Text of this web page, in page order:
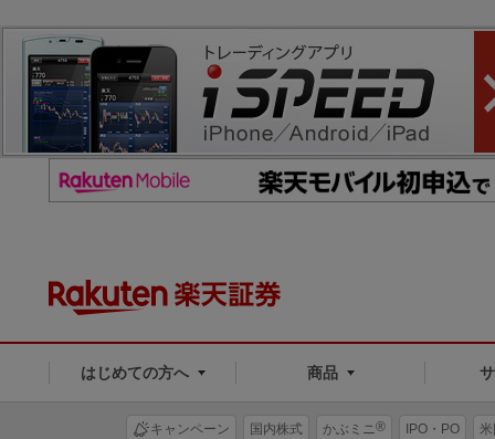
はじめての方へ 商品
キャンペーン 国内株式 かぶミニ ® IPO・PO